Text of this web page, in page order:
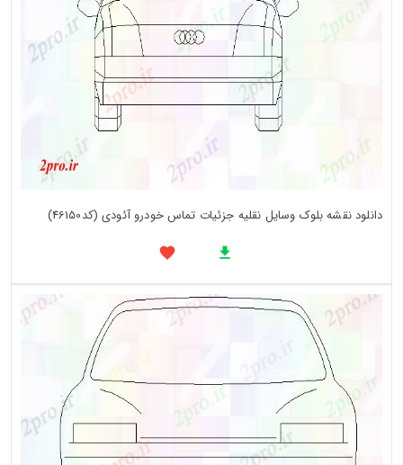
دانلود نقشه بلوک وسایل نقلیه جزئیات تماس خودرو آئودی (کد46150)